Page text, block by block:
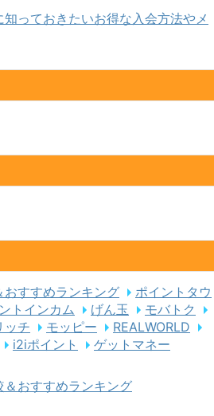
っておきたいお得な入会方法やメ
すすめランキング
ポイントタウ
トインカム げん玉
モバトク
ッチ モッピー
REALWORLD
i2iポイント ゲットマネー
＆おすすめランキング